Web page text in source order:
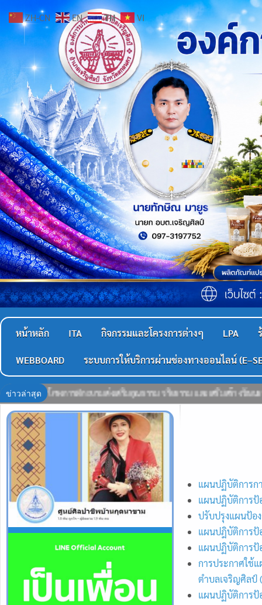
หน้าหลัก ITA กิจกรรมและโครงการต่างๆ LPA
WEBBOARD ระบบการให้บริการผ่านช่องทางออนไลน์
ข่าวล่าสุดสริมสร้างวัฒนธรรมองค์กรสุจริต ประจำปีงบประมาณ
แผนปฏิบัติการก
แผนปฏิบัติการป้
ปรับปรุงแผนป้อ
แผนปฎิบัติการป้
แผนปฏิบัติการป้
การประกาศใช้
ตำบลเจริญศิลป์
แผนปฏิบัติการป้
ZH-CN EN TH VI